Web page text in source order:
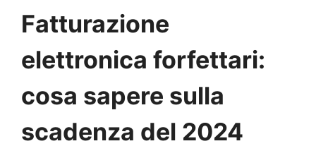
Fatturazione
elettronica forfettari:
cosa sapere sulla
scadenza del 2024